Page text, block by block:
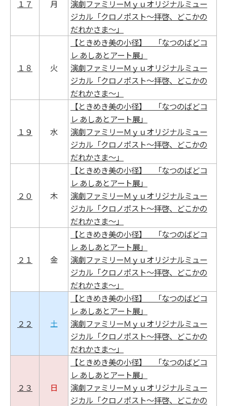
１７ 月
演劇ファミリーＭｙｕオリジナルミュー
ジカル「クロノポスト～拝啓、どこかの
だれかさま～」
１８ 火
【ときめき美の小径】 「なつのばどコ
レ あしあとアート展」
演劇ファミリーＭｙｕオリジナルミュー
ジカル「クロノポスト～拝啓、どこかの
だれかさま～」
１９ 水
【ときめき美の小径】 「なつのばどコ
レ あしあとアート展」
演劇ファミリーＭｙｕオリジナルミュー
ジカル「クロノポスト～拝啓、どこかの
だれかさま～」
２０ 木
【ときめき美の小径】 「なつのばどコ
レ あしあとアート展」
演劇ファミリーＭｙｕオリジナルミュー
ジカル「クロノポスト～拝啓、どこかの
だれかさま～」
２１ 金
【ときめき美の小径】 「なつのばどコ
レ あしあとアート展」
演劇ファミリーＭｙｕオリジナルミュー
ジカル「クロノポスト～拝啓、どこかの
だれかさま～」
２２ 土
【ときめき美の小径】 「なつのばどコ
レ あしあとアート展」
演劇ファミリーＭｙｕオリジナルミュー
ジカル「クロノポスト～拝啓、どこかの
だれかさま～」
２３ 日
【ときめき美の小径】 「なつのばどコ
レ あしあとアート展」
演劇ファミリーＭｙｕオリジナルミュー
ジカル「クロノポスト～拝啓、どこかの